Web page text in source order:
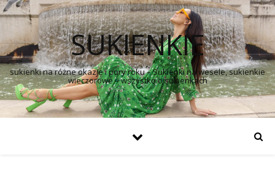
SUKIENKIE
sukienki na różne okazje i pory roku – Sukienki na wesele, sukienkie
wieczorowe – wszystko o sukienkach